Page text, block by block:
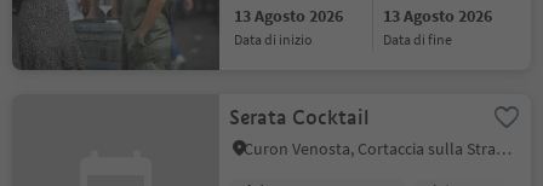
13 Agosto 2026
data di inizio
13 Agosto 2026
data di fine
Serata Cocktail
Curon Venosta, Cortaccia sulla Strada del Vino, Strada del Vino